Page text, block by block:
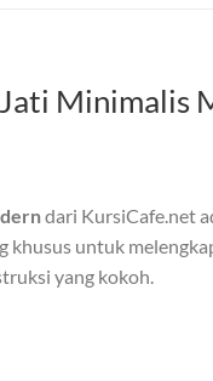
dari KursiCafe.net
untuk
yang kokoh.